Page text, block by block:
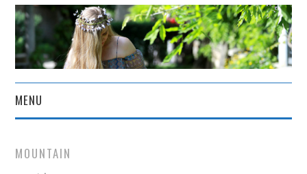
MENU
DANS MON BLOG, JE VEUX
MOUNTAIN